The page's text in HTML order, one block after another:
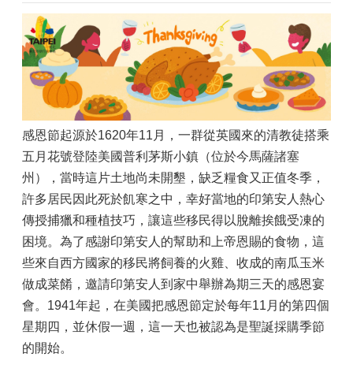
感恩節起源於1620年11月，一群從英國來的清教徒搭乘
五月花號登陸美國普利茅斯小鎮（位於今馬薩諸塞
州），當時這片土地尚未開墾，缺乏糧食又正值冬季，
許多居民因此死於飢寒之中，幸好當地的印第安人熱心
傳授捕獵和種植技巧，讓這些移民得以脫離挨餓受凍的
困境。為了感謝印第安人的幫助和上帝恩賜的食物，這
些來自西方國家的移民將飼養的火雞、收成的南瓜玉米
做成菜餚，邀請印第安人到家中舉辦為期三天的感恩宴
會。1941年起，在美國把感恩節定於每年11月的第四個
星期四，並休假一週，這一天也被認為是聖誕採購季節
的開始。